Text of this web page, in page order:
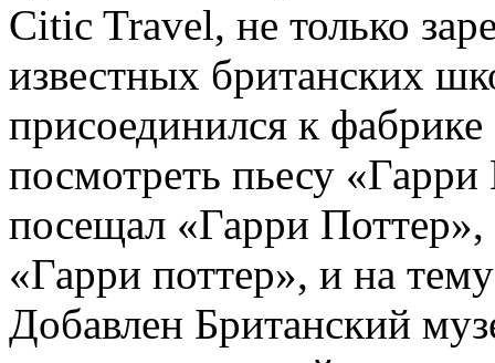
Citic Travel, не только
известных британских
присоединился к
посмотреть пьесу
посещал «Гарри
«Гарри поттер», и на
Добавлен Британский